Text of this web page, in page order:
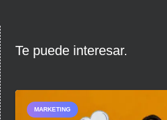
Te puede interesar.
MARKETING